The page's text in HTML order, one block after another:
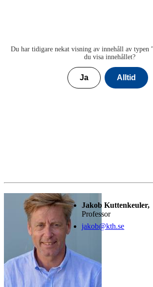
Du har tidigare nekat visning av innehåll av typen "
du visa innehållet?
Ja Alltid
Jakob Kuttenkeuler,
Professor
jakob@kth.se